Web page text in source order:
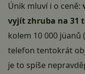
Únik mluví i o ceně:
vyjít zhruba na 31
kolem 10 000 jüanů
telefon tentokrát
je to spíše